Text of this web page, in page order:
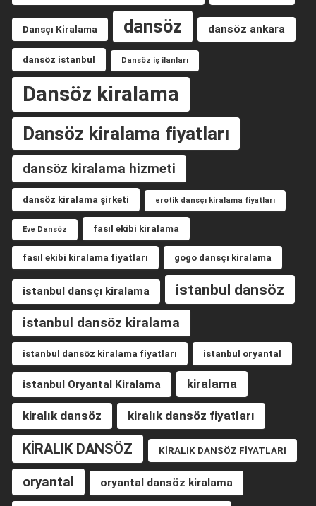
Dansçı Kiralama dansöz dansöz ankara
dansöz istanbul Dansöz iş ilanları
Dansöz kiralama
Dansöz kiralama fiyatları
dansöz kiralama hizmeti
dansöz kiralama şirketi erotik dansçı kiralama fiyatları
Eve Dansöz fasıl ekibi kiralama
fasıl ekibi kiralama fiyatları gogo dansçı kiralama
istanbul dansçı kiralama istanbul dansöz
istanbul dansöz kiralama
istanbul dansöz kiralama fiyatları istanbul oryantal
istanbul Oryantal Kiralama kiralama
kiralık dansöz kiralık dansöz fiyatları
KİRALIK DANSÖZ KİRALIK DANSÖZ FİYATLARI
oryantal oryantal dansöz kiralama